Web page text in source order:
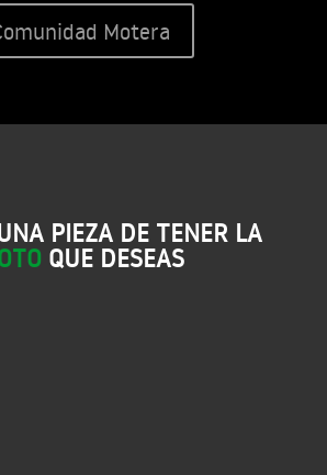
Motera
PIEZA DE TENER LA
QUE DESEAS